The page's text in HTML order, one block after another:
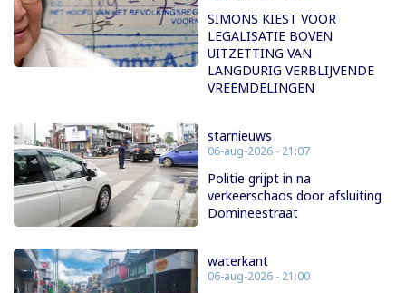
SIMONS KIEST VOOR
LEGALISATIE BOVEN
UITZETTING VAN
LANGDURIG VERBLIJVENDE
VREEMDELINGEN
starnieuws
06-aug-2026 - 21:07
Politie grijpt in na
verkeerschaos door afsluiting
Domineestraat
waterkant
06-aug-2026 - 21:00